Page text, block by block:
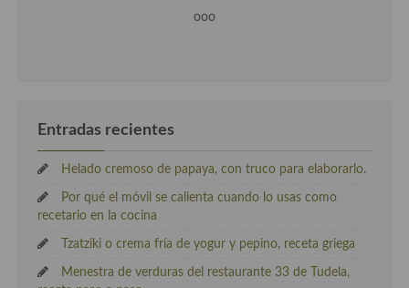
ooo
Entradas recientes
Helado cremoso de papaya, con truco para elaborarlo.
Por qué el móvil se calienta cuando lo usas como
recetario en la cocina
Tzatziki o crema fría de yogur y pepino, receta griega
Menestra de verduras del restaurante 33 de Tudela,